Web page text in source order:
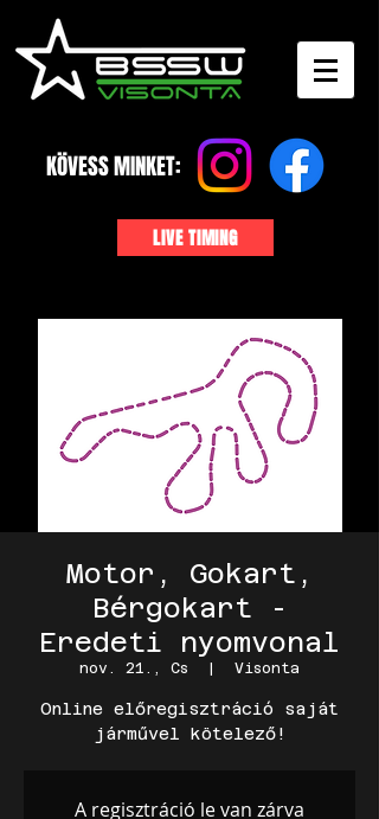
KÖVESS MINKET:
LIVE TIMING
Motor, Gokart,
Bérgokart -
Eredeti nyomvonal
nov. 21., Cs Visonta
Online előregisztráció saját
járművel kötelező!
A regisztráció le van zárva